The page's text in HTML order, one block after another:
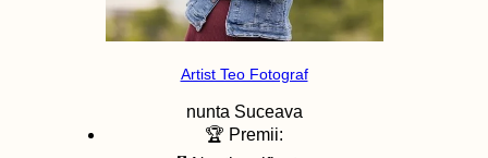
Artist Teo Fotograf
nunta Suceava
🏆 Premii: